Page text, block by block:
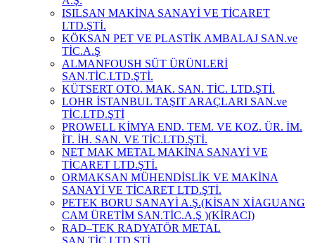
ISILSAN MAKİNA SANAYİ VE TİCARET
LTD.ŞTİ.
KÖKSAN PET VE PLASTİK AMBALAJ SAN.ve
TİC.A.Ş
ALMANFOUSH SÜT ÜRÜNLERİ
SAN.TİC.LTD.ŞTİ.
KÜTSERT OTO. MAK. SAN. TİC. LTD.ŞTİ.
LOHR İSTANBUL TAŞIT ARAÇLARI SAN.ve
TİC.LTD.ŞTİ
PROWELL KİMYA END. TEM. VE KOZ. ÜR. İM.
İT. İH. SAN. VE TİC.LTD.ŞTİ.
NET MAK METAL MAKİNA SANAYİ VE
TİCARET LTD.ŞTİ.
ORMAKSAN MÜHENDİSLİK VE MAKİNA
SANAYİ VE TİCARET LTD.ŞTİ.
PETEK BORU SANAYİ A.Ş.(KİSAN XİAGUANG
CAM ÜRETİM SAN.TİC.A.Ş )(KİRACI)
RAD–TEK RADYATÖR METAL
SAN.TİC.LTD.ŞTİ.